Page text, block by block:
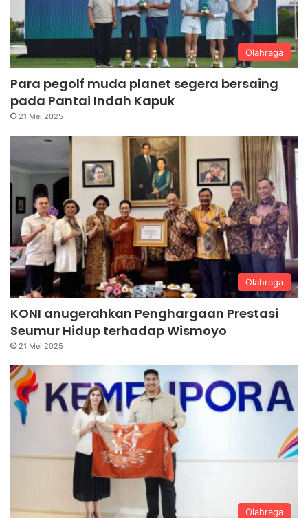
Olahraga
Para pegolf muda planet segera bersaing
pada Pantai Indah Kapuk
21 Mei 2025
Olahraga
KONI anugerahkan Penghargaan Prestasi
Seumur Hidup terhadap Wismoyo
21 Mei 2025
Olahraga